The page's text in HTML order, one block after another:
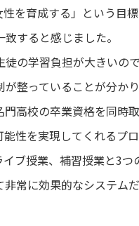
を育成する」という目
すると感じました。
の学習負担が大きいの
整っていることが分か
高校の卒業資格を同時
性を実現してくれるプ
ブ授業、補習授業と3つ
常に効果的なシステム